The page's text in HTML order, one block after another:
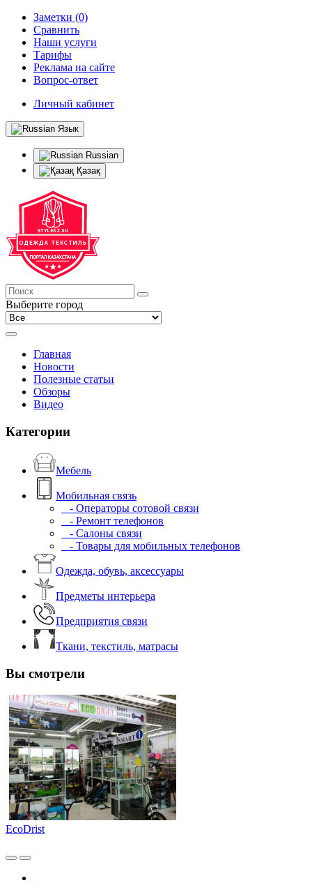
Заметки (0)
Сравнить
Наши услуги
Тарифы
Реклама на сайте
Вопрос-ответ
Личный кабинет
Язык
Russian
Қазақ
Выберите город
Главная
Новости
Полезные статьи
Обзоры
Видео
Категории
Мебель
Мобильная связь
- Операторы сотовой связи
- Ремонт телефонов
- Салоны связи
- Товары для мобильных телефонов
Одежда, обувь, аксессуары
Предметы интерьера
Предприятия связи
Ткани, текстиль, матрасы
Вы смотрели
EcoDrist